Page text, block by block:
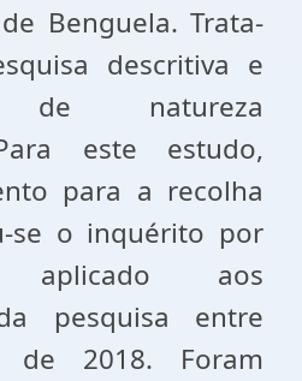
Benguela. Trata-
descritiva e
de natureza
este estudo,
para a recolha
se o inquérito por
aplicado aos
pesquisa entre
2018. Foram